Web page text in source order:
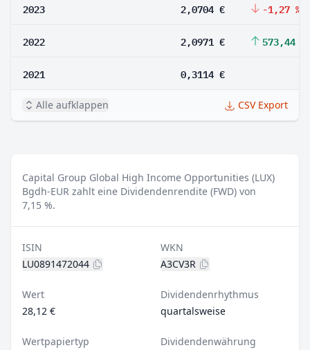
2023 2,0704 € -1,27 %
2022 2,0971 € 573,44 %
2021 0,3114 €
Alle aufklappen CSV Export
Capital Group Global High Income Opportunities (LUX)
Bgdh-EUR zahlt eine Dividendenrendite (FWD) von
7,15 %.
ISIN
LU0891472044
WKN
A3CV3R
Wert
28,12 €
Dividendenrhythmus
quartalsweise
Wertpapiertyp Dividendenwährung